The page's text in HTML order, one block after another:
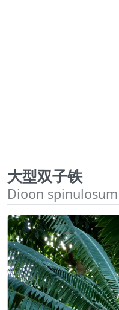
大型双子铁
Dioon spinulosum